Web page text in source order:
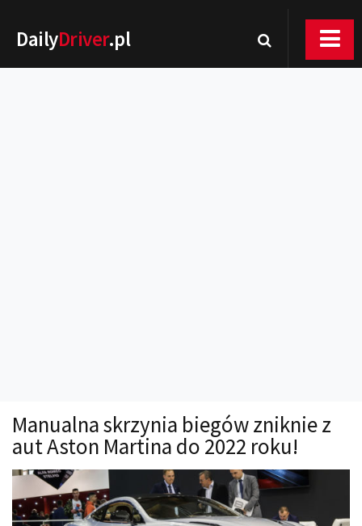
DailyDriver.pl
Technika jazdy
Oświetlenie
Kalkulatory
Przelicznik mocy
Manualna skrzynia biegów zniknie z
aut Aston Martina do 2022 roku!